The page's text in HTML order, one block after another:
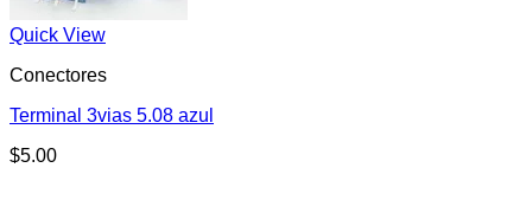
Quick View
Conectores
Terminal 3vias 5.08 azul
$5.00